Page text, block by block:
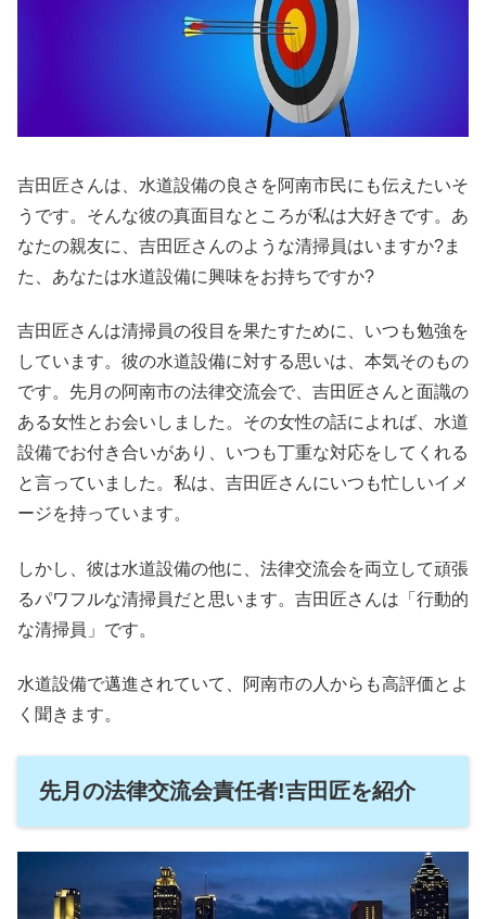
吉田匠さんは、水道設備の良さを阿南市民にも伝えたいそ
うです。そんな彼の真面目なところが私は大好きです。あ
なたの親友に、吉田匠さんのような清掃員はいますか?ま
た、あなたは水道設備に興味をお持ちですか?
吉田匠さんは清掃員の役目を果たすために、いつも勉強を
しています。彼の水道設備に対する思いは、本気そのもの
です。先月の阿南市の法律交流会で、吉田匠さんと面識の
ある女性とお会いしました。その女性の話によれば、水道
設備でお付き合いがあり、いつも丁重な対応をしてくれる
と言っていました。私は、吉田匠さんにいつも忙しいイメ
ージを持っています。
しかし、彼は水道設備の他に、法律交流会を両立して頑張
るパワフルな清掃員だと思います。吉田匠さんは「行動的
な清掃員」です。
水道設備で邁進されていて、阿南市の人からも高評価とよ
く聞きます。
先月の法律交流会責任者!吉田匠を紹介